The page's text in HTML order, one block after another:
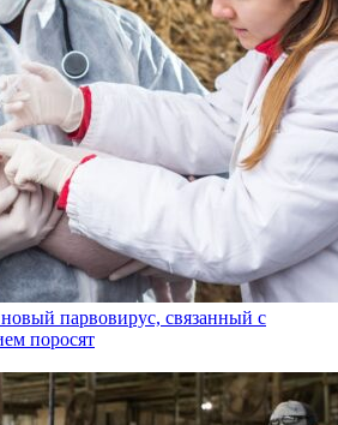
парвовирус, связанный с
поросят